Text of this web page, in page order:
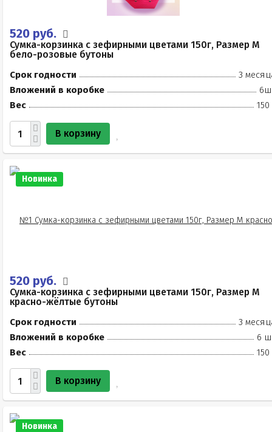
520 руб.
Сумка-корзинка с зефирными цветами 150г, Размер М
бело-розовые бутоны
Срок годности
3
Вложений в коробке
Вес
150
В корзину
Новинка
520 руб.
Сумка-корзинка с зефирными цветами 150г, Размер М
красно-жёлтые бутоны
Срок годности
3
Вложений в коробке
6
Вес
150
В корзину
Новинка